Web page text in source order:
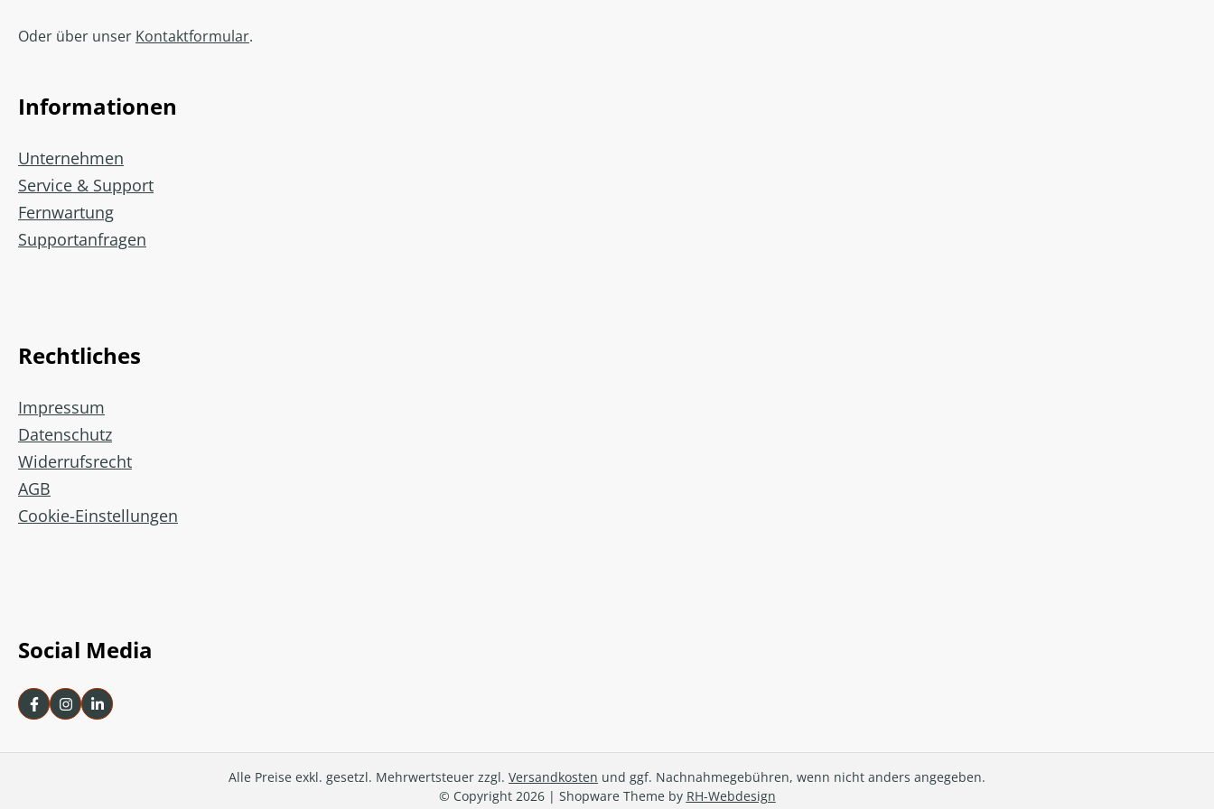
Oder über unser Kontaktformular.
Informationen
Unternehmen
Service & Support
Fernwartung
Supportanfragen
Rechtliches
Impressum
Datenschutz
Widerrufsrecht
AGB
Cookie-Einstellungen
Social Media
Alle Preise exkl. gesetzl. Mehrwertsteuer zzgl. Versandkosten und ggf. Nachnahmegebühren, wenn nicht anders angegeben.
© Copyright 2026 | Shopware Theme by RH-Webdesign